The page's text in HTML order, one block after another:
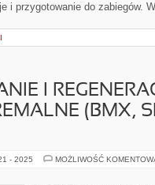
i przygotowanie do zabiegów.
I
(BMX,
- 2025 MOŻLIWOŚĆ